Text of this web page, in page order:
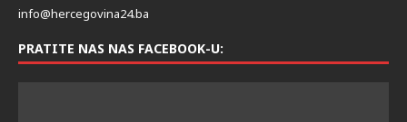
info@hercegovina24.ba
PRATITE NAS NAS FACEBOOK-U: